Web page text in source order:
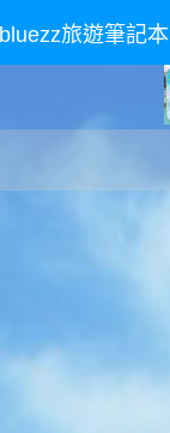
bluezz旅遊筆記本